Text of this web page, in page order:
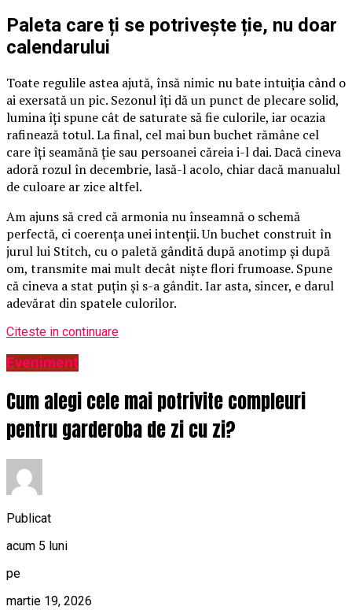
Paleta care ți se potrivește ție, nu doar
calendarului
Toate regulile astea ajută, însă nimic nu bate intuiția când o
ai exersată un pic. Sezonul îți dă un punct de plecare solid,
lumina îți spune cât de saturate să fie culorile, iar ocazia
rafinează totul. La final, cel mai bun buchet rămâne cel
care îți seamănă ție sau persoanei căreia i-l dai. Dacă cineva
adoră rozul în decembrie, lasă-l acolo, chiar dacă manualul
de culoare ar zice altfel.
Am ajuns să cred că armonia nu înseamnă o schemă
perfectă, ci coerența unei intenții. Un buchet construit în
jurul lui Stitch, cu o paletă gândită după anotimp și după
om, transmite mai mult decât niște flori frumoase. Spune
că cineva a stat puțin și s-a gândit. Iar asta, sincer, e darul
adevărat din spatele culorilor.
Citeste in continuare
Eveniment
Cum alegi cele mai potrivite compleuri
pentru garderoba de zi cu zi?
Publicat
acum 5 luni
pe
martie 19, 2026